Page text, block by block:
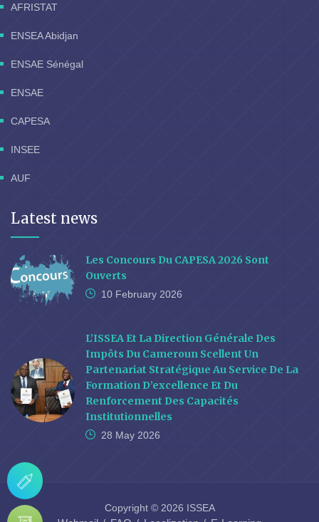
AFRISTAT
ENSEA Abidjan
ENSAE Sénégal
ENSAE
CAPESA
INSEE
AUF
Latest news
Les Concours Du CAPESA 2026 Sont
Ouverts
10 February 2026
L’ISSEA Et La Direction Générale Des
Impôts Du Cameroun Scellent Un
Partenariat Stratégique Au Service De La
Formation D’excellence Et Du
Renforcement Des Capacités
Institutionnelles
28 May 2026
Copyright © 2026 ISSEA